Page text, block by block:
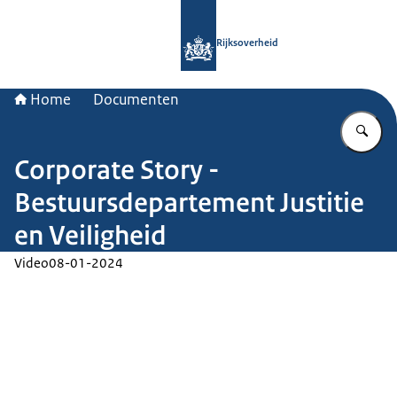
Rijksoverheid
Home Documenten
Corporate Story -
Bestuursdepartement Justitie
en Veiligheid
Video08-01-2024